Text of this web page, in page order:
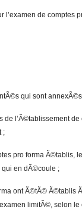
l’examen de comptes
qui sont
l’Ã©tablissement de
;
pro forma Ã©tablis,
qui en dÃ©coule ;
ont Ã©tÃ© Ã©tablis
limitÃ©, selon le